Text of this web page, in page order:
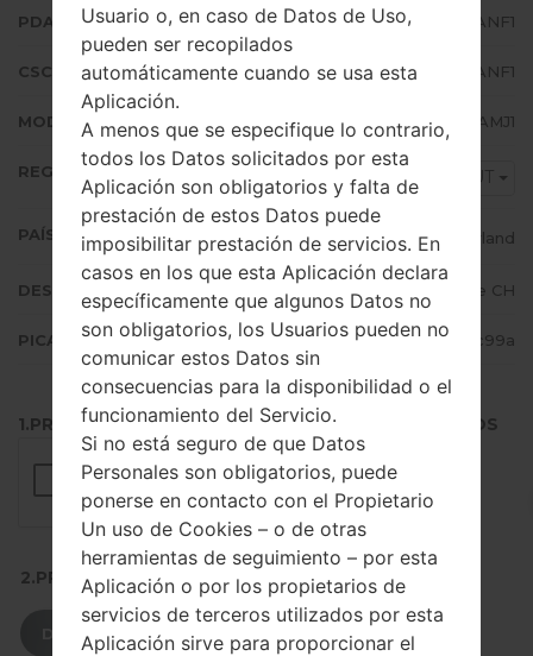
PDA/AP VERSIÓN S5280XXANF1
CSC VERSIÓN S5280AUTANF1
MODEM/CP VERSIÓN S5280XXAMJ1
REGIÓN AUT
PAÍS (UN/EL PAÍS) Switzerland
DESCRIPCIÓN Sunrise, Swisscom, Orange CH
PICADILLO 1873e149859a97ed65bc85b34eb4c99a
1.PRESIONE EL BOTÓN PARA CARGAR LOS ARCHIVOS
2.PRESIONE PARA DESCARGAR
DESCARGAR
Usuario o, en caso de Datos de Uso,
pueden ser recopilados
automáticamente cuando se usa esta
Aplicación.
A menos que se especifique lo contrario,
todos los Datos solicitados por esta
Aplicación son obligatorios y falta de
prestación de estos Datos puede
imposibilitar prestación de servicios. En
casos en los que esta Aplicación declara
específicamente que algunos Datos no
son obligatorios, los Usuarios pueden no
comunicar estos Datos sin
consecuencias para la disponibilidad o el
funcionamiento del Servicio.
Si no está seguro de que Datos
Personales son obligatorios, puede
ponerse en contacto con el Propietario
Un uso de Cookies – o de otras
herramientas de seguimiento – por esta
Aplicación o por los propietarios de
servicios de terceros utilizados por esta
Aplicación sirve para proporcionar el